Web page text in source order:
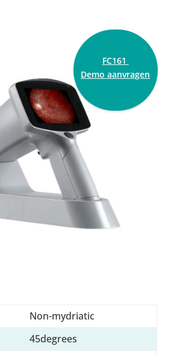
Non-mydriatic
45degrees